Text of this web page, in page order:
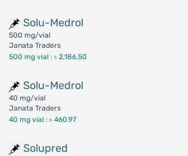
Solu-Medrol
500 mg/vial
Janata Traders
500 mg vial :৳ 2,186.50
Solu-Medrol
40 mg/vial
Janata Traders
40 mg vial :৳ 460.97
Solupred